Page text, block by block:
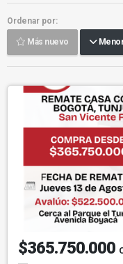
Ordenar por:
Más nuevo
$365.750.000